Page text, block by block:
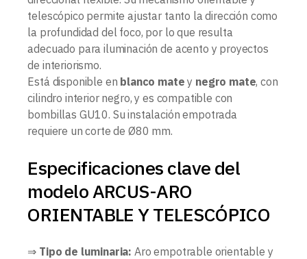
telescópico permite ajustar tanto la dirección como
la profundidad del foco, por lo que resulta
adecuado para iluminación de acento y proyectos
de interiorismo.
Está disponible en blanco mate y negro mate, con
cilindro interior negro, y es compatible con
bombillas GU10. Su instalación empotrada
requiere un corte de Ø80 mm.
Especificaciones clave del
modelo ARCUS-ARO
ORIENTABLE Y TELESCÓPICO
⇒ Tipo de luminaria: Aro empotrable orientable y